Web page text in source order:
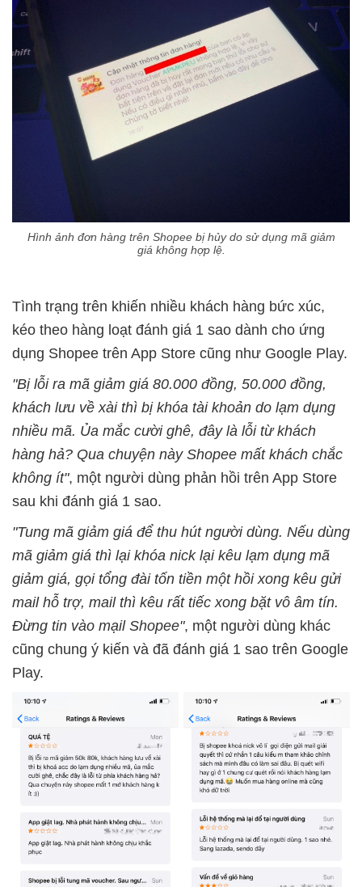
Hình ảnh đơn hàng trên Shopee bị hủy do sử dụng mã giảm
giá không hợp lệ.
Tình trạng trên khiến nhiều khách hàng bức xúc,
kéo theo hàng loạt đánh giá 1 sao dành cho ứng
dụng Shopee trên App Store cũng như Google Play.
"Bị lỗi ra mã giảm giá 80.000 đồng, 50.000 đồng,
khách lưu về xài thì bị khóa tài khoản do lạm dụng
nhiều mã. Ủa mắc cười ghê, đây là lỗi từ khách
hàng hả? Qua chuyện này Shopee mất khách chắc
không ít", một người dùng phản hồi trên App Store
sau khi đánh giá 1 sao.
"Tung mã giảm giá để thu hút người dùng. Nếu dùng
mã giảm giá thì lại khóa nick lại kêu lạm dụng mã
giảm giá, gọi tổng đài tốn tiền một hồi xong kêu gửi
mail hỗ trợ, mail thì kêu rất tiếc xong bặt vô âm tín.
Đừng tin vào mạil Shopee", một người dùng khác
cũng chung ý kiến và đã đánh giá 1 sao trên Google
Play.